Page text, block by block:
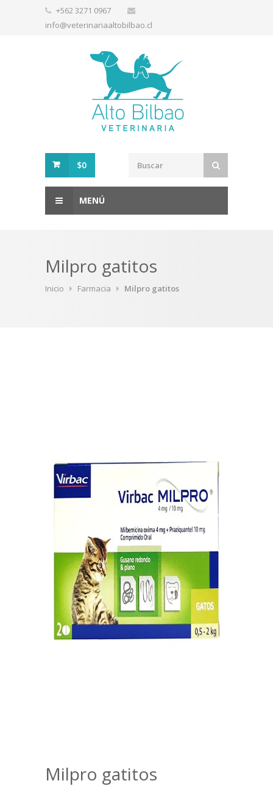
+562 3271 0967
info@veterinariaaltobilbao.cl
$0
MENÚ
Milpro gatitos
Inicio Farmacia Milpro gatitos
Milpro gatitos